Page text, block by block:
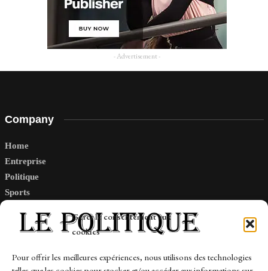
Gérer le consentement aux
cookies
Pour offrir les meilleures expériences, nous utilisons des technologies
- Advertisement -
Company
Home
Entreprise
Politique
Sports